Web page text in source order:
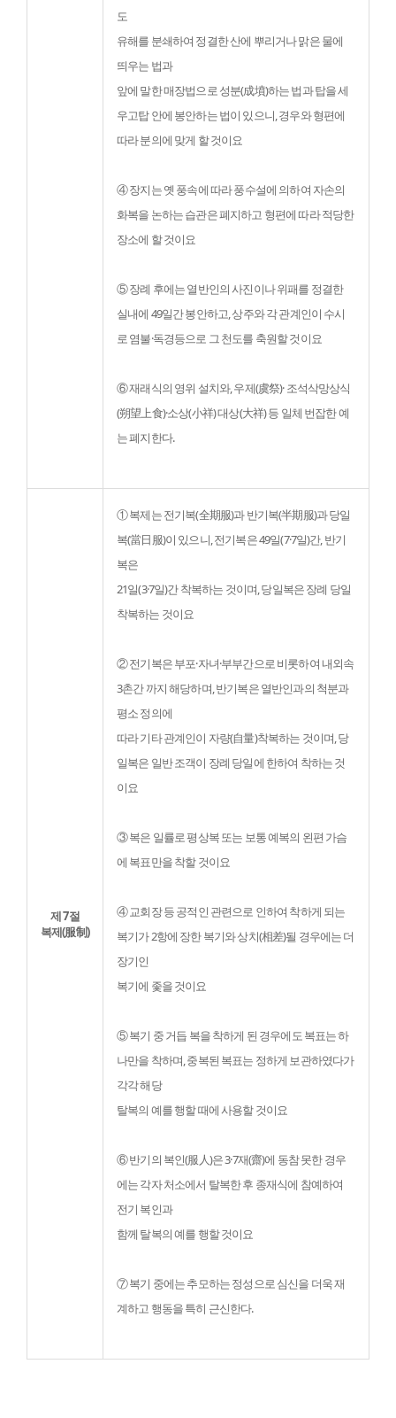
도
유해를 분쇄하여 정결한 산에 뿌리거나 맑은 물에
띄우는 법과
앞에 말한 매장법으로 성분(成墳)하는 법과 탑을 세
우고탑 안에 봉안하는 법이 있으니, 경우와 형편에
따라 분의에 맞게 할 것이요
④ 장지는 옛 풍속에 따라 풍수설에 의하여 자손의
화복을 논하는 습관은 폐지하고 형편에 따라 적당한
장소에 할 것이요
⑤ 장례 후에는 열반인의 사진이나 위패를 정결한
실내에 49일간 봉안하고, 상주와 각 관계인이 수시
로 염불·독경등으로 그 천도를 축원할 것이요
⑥ 재래식의 영위 설치와, 우제(虞祭)· 조석삭망상식
(朔望上食)·소상(小祥) 대상(大祥) 등 일체 번잡한 예
는 폐지한다.
제 7절
복제(服制)
① 복제는 전기복(全期服)과 반기복(半期服)과 당일
복(當日服)이 있으니, 전기복은 49일(7·7일)간, 반기
복은
21일(3·7일)간 착복하는 것이며, 당일복은 장례 당일
착복하는 것이요
② 전기복은 부포·자녀·부부간으로 비롯하여 내외속
3촌간 까지 해당하며, 반기복은 열반인과의 척분과
평소 정의에
따라 기타 관계인이 자량(自量)착복하는 것이며, 당
일복은 일반 조객이 장례 당일에 한하여 착하는 것
이요
③ 복은 일률로 평상복 또는 보통 예복의 왼편 가슴
에 복표만을 착할 것이요
④ 교회장 등 공적인 관련으로 인하여 착하게 되는
복기가 2항에 장한 복기와 상치(相差)될 경우에는 더
장기인
복기에 좇을 것이요
⑤ 복기 중 거듭 복을 착하게 된 경우에도 복표는 하
나만을 착하며, 중복된 복표는 정하게 보관하였다가
각각 해당
탈복의 예를 행할 때에 사용할 것이요
⑥ 반기의 복인(服人)은 3·7재(齋)에 동참 못한 경우
에는 각자 처소에서 탈복한 후 종재식에 참예하여
전기 복인과
함께 탈복의 예를 행할 것이요
⑦ 복기 중에는 추모하는 정성으로 심신을 더욱 재
계하고 행동을 특히 근신한다.